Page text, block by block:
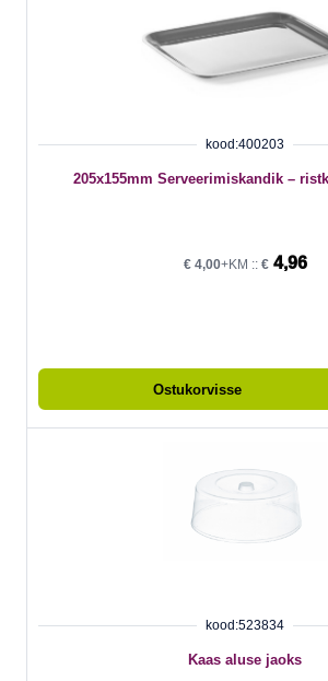
kood:400203
205x155mm Serveerimiskandik –
€4,00+KM :: €4,96
Ostukorvisse
kood:523834
Kaas aluse jaoks